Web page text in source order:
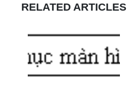
RELATED ARTICLES